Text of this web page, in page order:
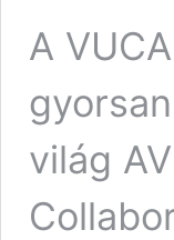
A
világ